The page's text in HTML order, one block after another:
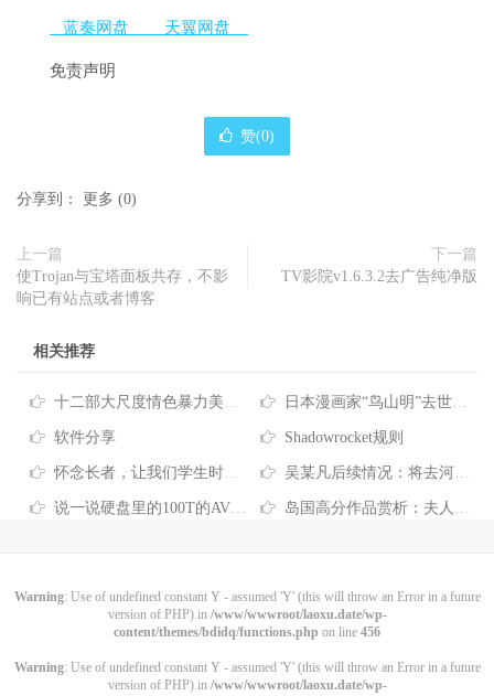
蓝奏网盘 天翼网盘
免责声明
赞(0)
分享到： 更多 (0)
上一篇
使Trojan与宝塔面板共存，不影
响已有站点或者博客
下一篇
TV影院v1.6.3.2去广告纯净版
相关推荐
十二部大尺度情色暴力美剧收藏[12P] 日本漫画家“鸟山明”去世，七龙珠+阿拉蕾收藏版 附《七龙珠》合集
软件分享 Shadowrocket规则
怀念长者，让我们学生时代在电影院看到了肉丝青春的奶 吴某凡后续情况：将去河北改造，可以唱歌打篮球，早餐有牛奶鸡蛋 [7P]
说一说硬盘里的100T的AV收藏和管理 岛国高分作品赏析：夫人，你也不想他坐牢的吧
Warning: Use of undefined constant Y - assumed 'Y' (this will throw an Error in a future
version of PHP) in /www/wwwroot/laoxu.date/wp-
content/themes/bdidq/functions.php on line 456
Warning: Use of undefined constant Y - assumed 'Y' (this will throw an Error in a future
version of PHP) in /www/wwwroot/laoxu.date/wp-